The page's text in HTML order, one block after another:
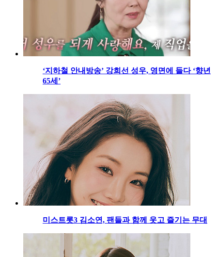
‘지하철 안내방송’ 강희선 성우, 영면에 들다 ‘향년
65세’
미스트롯3 김소연, 팬들과 함께 웃고 즐기는 무대